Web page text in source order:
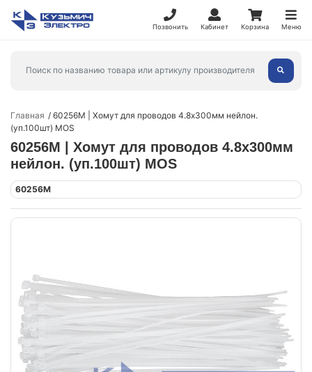
Позвонить Кабинет Корзина Меню
Главная
60256М | Хомут для проводов 4.8х300мм нейлон.
(уп.100шт) MOS
60256М | Хомут для проводов 4.8х300мм
нейлон. (уп.100шт) MOS
60256М